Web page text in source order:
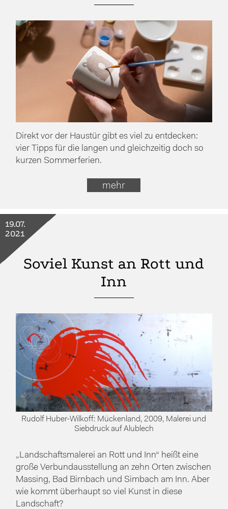
Direkt vor der Haustür gibt es viel zu entdecken:
vier Tipps für die langen und gleichzeitig doch so
kurzen Sommerferien.
mehr
Soviel Kunst an Rott und
Inn
19.07.
2021
Rudolf Huber-Wilkoff: Mückenland, 2009, Malerei und
Siebdruck auf Alublech
„Landschaftsmalerei an Rott und Inn“ heißt eine
große Verbundausstellung an zehn Orten zwischen
Massing, Bad Birnbach und Simbach am Inn. Aber
wie kommt überhaupt so viel Kunst in diese
Landschaft?